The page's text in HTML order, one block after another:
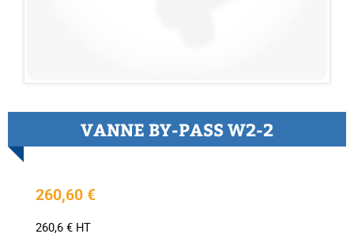
VANNE BY-PASS W2-2
260,60 €
260,6 € HT